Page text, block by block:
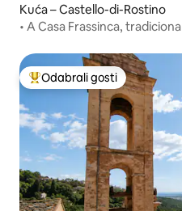
Kuća – Castello-di-Rostino
• A Casa Frassinca,
Među najviše rangiranima s
Odabrali gosti